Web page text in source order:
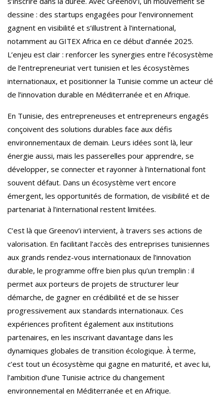
dessine : des startups engagées pour l’environnement
gagnent en visibilité et s’illustrent à l’international,
notamment au GITEX Africa en ce début d’année 2025.
L’enjeu est clair : renforcer les synergies entre l’écosystème
de l’entrepreneuriat vert tunisien et les écosystèmes
internationaux, et positionner la Tunisie comme un acteur clé
de l’innovation durable en Méditerranée et en Afrique.
En Tunisie, des entrepreneuses et entrepreneurs engagés
conçoivent des solutions durables face aux défis
environnementaux de demain. Leurs idées sont là, leur
énergie aussi, mais les passerelles pour apprendre, se
développer, se connecter et rayonner à l’international font
souvent défaut. Dans un écosystème vert encore
émergent, les opportunités de formation, de visibilité et de
partenariat à l’international restent limitées.
C’est là que Greenov’i intervient, à travers ses actions de
valorisation. En facilitant l’accès des entreprises tunisiennes
aux grands rendez-vous internationaux de l’innovation
durable, le programme offre bien plus qu’un tremplin : il
permet aux porteurs de projets de structurer leur
démarche, de gagner en crédibilité et de se hisser
progressivement aux standards internationaux. Ces
expériences profitent également aux institutions
partenaires, en les inscrivant davantage dans les
dynamiques globales de transition écologique. À terme,
c’est tout un écosystème qui gagne en maturité, et avec lui,
l’ambition d’une Tunisie actrice du changement
environnemental en Méditerranée et en Afrique.